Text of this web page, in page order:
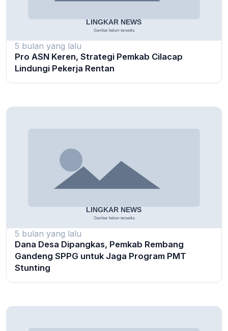
5 bulan yang lalu
Pro ASN Keren, Strategi Pemkab Cilacap
Lindungi Pekerja Rentan
5 bulan yang lalu
Dana Desa Dipangkas, Pemkab Rembang
Gandeng SPPG untuk Jaga Program PMT
Stunting